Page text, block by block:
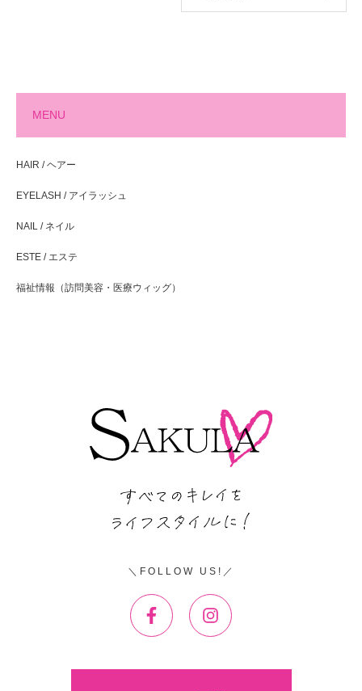
MENU
HAIR / ヘアー
EYELASH / アイラッシュ
NAIL / ネイル
ESTE / エステ
福祉情報（訪問美容・医療ウィッグ）
FOLLOW US!